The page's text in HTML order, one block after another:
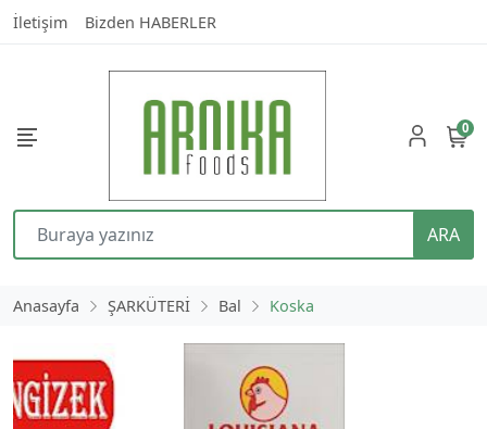
İletişim Bizden HABERLER
ARA
0
Anasayfa ŞARKÜTERİ Bal Koska